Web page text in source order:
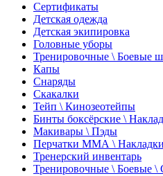
Сертификаты
Детская одежда
Детская экипировка
Головные уборы
Тренировочные \ Боевые
Капы
Снаряды
Скакалки
Тейп \ Кинозеотейпы
Бинты боксёрские \
Макивары \ Пэды
Перчатки ММА \ Накладки
Тренерский инвентарь
Тренировочные \ Боевые \